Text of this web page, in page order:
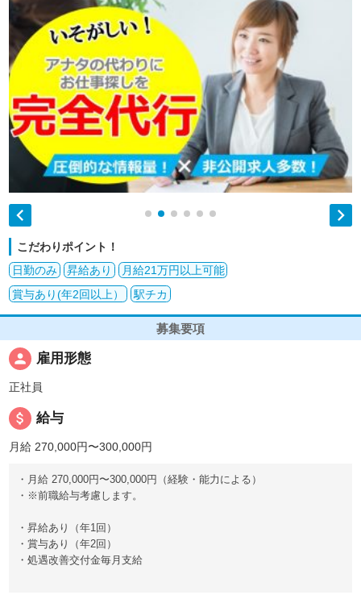
 
こだわりポイント！
日勤のみ
昇給あり
月給21万円以上可能
賞与あり(年2回以上）
駅チカ
募集要項
person 雇用形態
正社員
attach_money 給与
月給 270,000円〜300,000円
・月給 270,000円〜300,000円（経験・能力による）
・※前職給与考慮します。
・昇給あり（年1回）
・賞与あり（年2回）
・処遇改善交付金毎月支給